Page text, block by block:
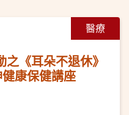
醫療
《耳朵不退休》
康保健講座